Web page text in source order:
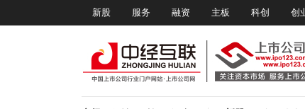
新股 服务 融资 主板 科创 创